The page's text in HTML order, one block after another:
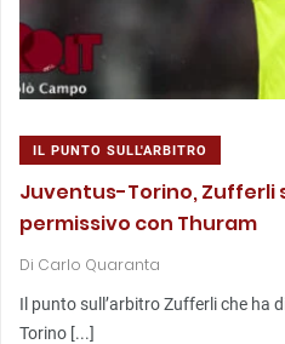
IL PUNTO SULL'ARBITRO
Juventus-Torino, Zufferli
permissivo con Thuram
Di Carlo Quaranta
Il punto sull’arbitro Zufferli che ha
Torino [...]